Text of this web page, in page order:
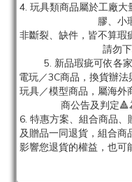
4. 玩具類商品屬於工廠
膠、小
非斷裂、缺件，皆不算瑕
請勿
5. 新品瑕疵可依各
電玩／3C商品，換貨辦法
玩具／模型商品，屬海外
商公告及判定🔺
6. 特惠方案、組合商品
及贈品一同退貨，組合
影響您退貨的權益，也可